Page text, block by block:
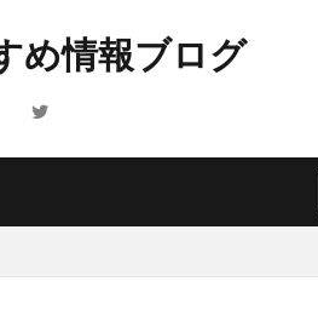
め情報ブログ